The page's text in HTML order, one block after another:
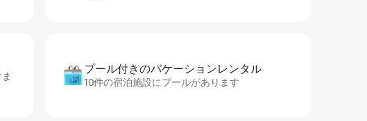
プール付きのバ⁠ケ⁠ー⁠シ⁠ョ⁠ンレ⁠ン⁠タ⁠ル
10件の宿泊施設にプールがあります